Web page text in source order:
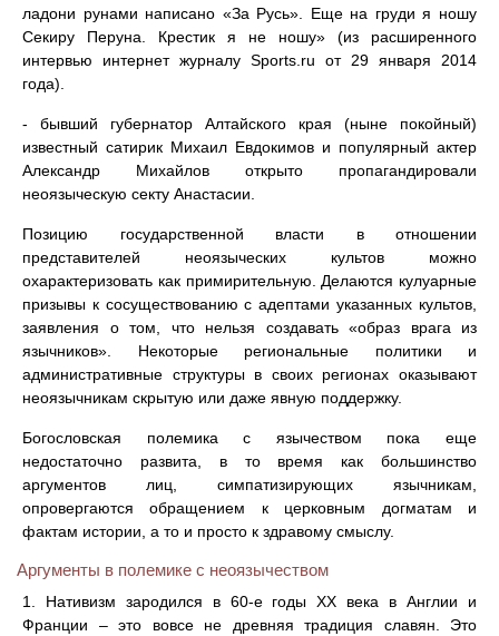
ладони рунами написано «За Русь». Еще на груди я ношу
Секиру Перуна. Крестик я не ношу» (из расширенного
интервью интернет журналу Sports.ru от 29 января 2014
года).
- бывший губернатор Алтайского края (ныне покойный)
известный сатирик Михаил Евдокимов и популярный актер
Александр Михайлов открыто пропагандировали
неоязыческую секту Анастасии.
Позицию государственной власти в отношении
представителей неоязыческих культов можно
охарактеризовать как примирительную. Делаются кулуарные
призывы к сосуществованию с адептами указанных культов,
заявления о том, что нельзя создавать «образ врага из
язычников». Некоторые региональные политики и
административные структуры в своих регионах оказывают
неоязычникам скрытую или даже явную поддержку.
Богословская полемика с язычеством пока еще
недостаточно развита, в то время как большинство
аргументов лиц, симпатизирующих язычникам,
опровергаются обращением к церковным догматам и
фактам истории, а то и просто к здравому смыслу.
Аргументы в полемике с неоязычеством
1. Нативизм зародился в 60-е годы ХХ века в Англии и
Франции – это вовсе не древняя традиция славян. Это